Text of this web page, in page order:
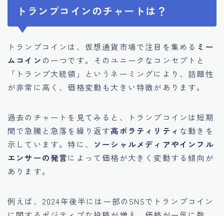
トランプコインのチャートは？
トランプコインは、仮想通貨市場で注目を集める ミー
ムコイン の一つです。そのユニークなコンセプトと
「トランプ大統領」というネーミングにより、話題性
が非常に高く、価格変動も大きい特徴があります。
過去のチャートを見てみると、トランプコインは短期
間で急騰と急落を繰り返す高ボラティリティ な動きを
示しています。特に、 ソーシャルメディアやインフル
エンサーの発言によって価格が大きく変動する傾向が
あります。
例えば、2024年後半には一部のSNSでトランプコイン